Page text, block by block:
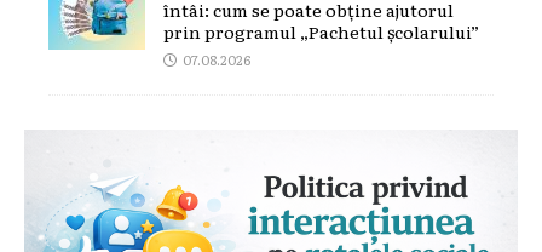
întâi: cum se poate obține ajutorul
prin programul „Pachetul școlarului”
07.08.2026